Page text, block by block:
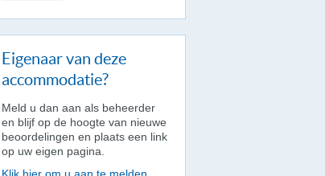
Eigenaar van deze
accommodatie?
Meld u dan aan als beheerder
en blijf op de hoogte van nieuwe
beoordelingen en plaats een link
op uw eigen pagina.